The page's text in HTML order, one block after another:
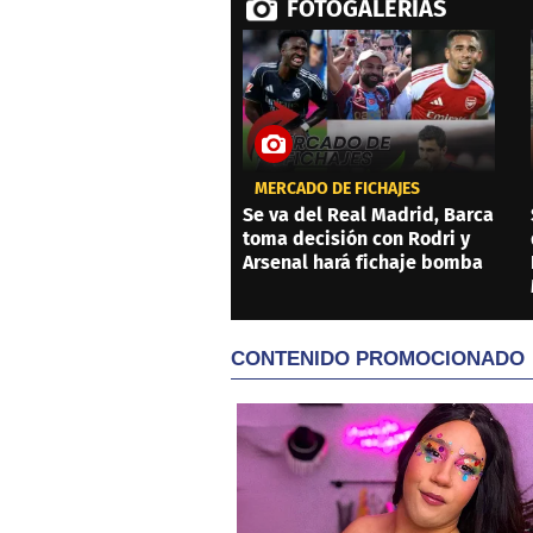
FOTOGALERÍAS
MERCADO DE FICHAJES
Se va del Real Madrid, Barca
toma decisión con Rodri y
Arsenal hará fichaje bomba